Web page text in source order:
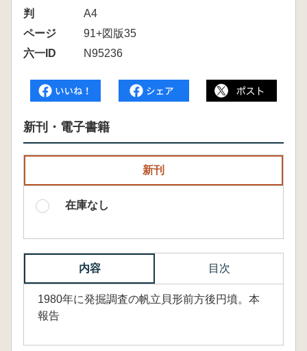
判
A4
ページ
91+図版35
六一ID
N95236
新刊・電子書籍
新刊
在庫なし
内容 目次
1980年に発掘調査の帆立貝形前方後円墳。本
報告